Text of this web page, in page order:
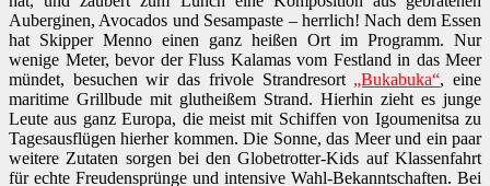
Auberginen, Avocados und Sesampaste – herrlich! Nach dem Essen
hat Skipper Menno einen ganz heißen Ort im Programm. Nur
wenige Meter, bevor der Fluss Kalamas vom Festland in das Meer
mündet, besuchen wir das frivole Strandresort „Bukabuka“, eine
maritime Grillbude mit glutheißem Strand. Hierhin zieht es junge
Leute aus ganz Europa, die meist mit Schiffen von Igoumenitsa zu
Tagesausflügen hierher kommen. Die Sonne, das Meer und ein paar
weitere Zutaten sorgen bei den Globetrotter-Kids auf Klassenfahrt
für echte Freudensprünge und intensive Wahl-Bekanntschaften. Bei